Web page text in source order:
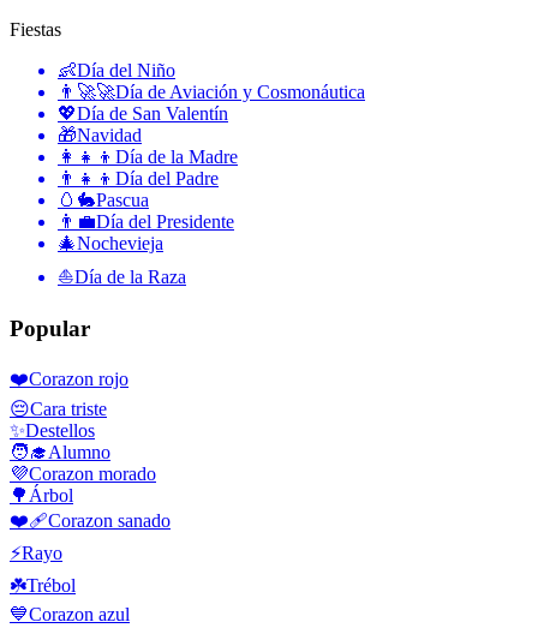
Fiestas
👶Día del Niño
👨‍🚀🚀Día de Aviación y Cosmonáutica
💖Día de San Valentín
🎁Navidad
👩‍👧‍👦 Día de la Madre
👨‍👧‍👦 Día del Padre
🥚🐇Pascua
👨‍💼Día del Presidente
🎄Nochevieja
⛵️Día de la Raza
Popular
❤️Corazon rojo
😔Cara triste
✨Destellos
🧑‍🎓Alumno
💜Corazon morado
🌳 Árbol
❤️‍🩹Corazon sanado
⚡Rayo
☘️Trébol
💙Corazon azul